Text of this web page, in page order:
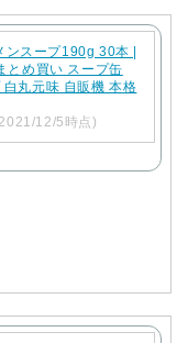
スープ190g 30本 |
とめ買い スープ缶
丸元味 自販機 本格
12/5時点)